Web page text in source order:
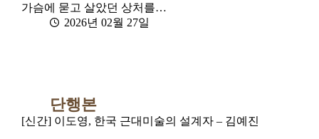
가슴에 묻고 살았던 상처를…
2026년 02월 27일
단행본
[신간] 이도영, 한국 근대미술의 설계자 – 김예진